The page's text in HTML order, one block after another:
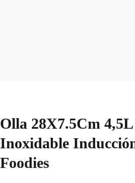
Olla 28X7.5Cm 4,5L
Inoxidable
Foodies